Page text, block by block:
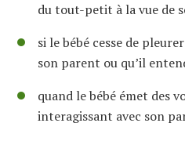
du tout-petit à la vue de
si le bébé cesse de
son parent ou qu’il
quand le bébé émet des
interagissant avec son